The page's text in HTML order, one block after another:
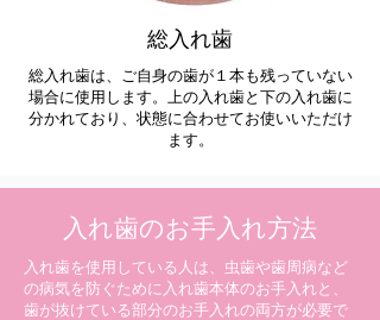
総入れ歯
総入れ歯は、ご自身の歯が１本も残っていない
場合に使用します。上の入れ歯と下の入れ歯に
分かれており、状態に合わせてお使いいただけ
ます。
入れ歯のお手入れ方法
入れ歯を使用している人は、虫歯や歯周病など
の病気を防ぐために入れ歯本体のお手入れと、
歯が抜けている部分のお手入れの両方が必要で